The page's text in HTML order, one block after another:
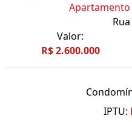
Apartamento
Valor:
R$ 2.600.000
IPTU: